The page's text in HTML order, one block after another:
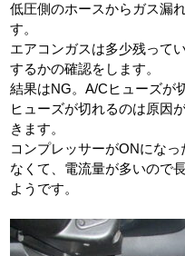
低圧側のホースからガス漏
す。
エアコンガスは多少残って
するかの確認をします。
結果はNG。A/Cヒューズが
ヒューズが切れるのは原因
きます。
コンプレッサーがONにな
なくて、電流量が多いので
ようです。